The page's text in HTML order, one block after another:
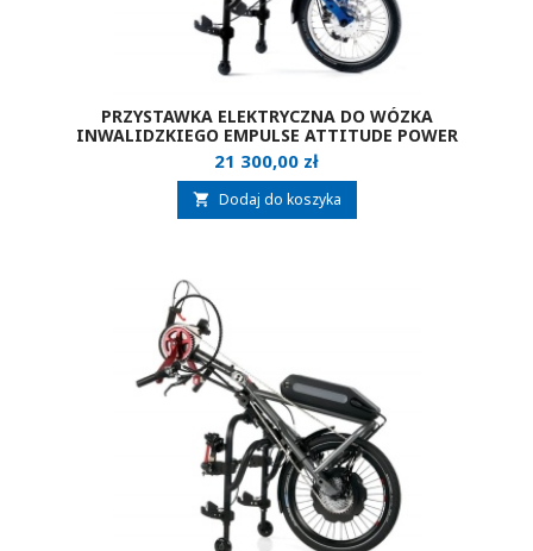
PRZYSTAWKA ELEKTRYCZNA DO WÓZKA
INWALIDZKIEGO EMPULSE ATTITUDE POWER
Cena
21 300,00 zł
 Dodaj do koszyka